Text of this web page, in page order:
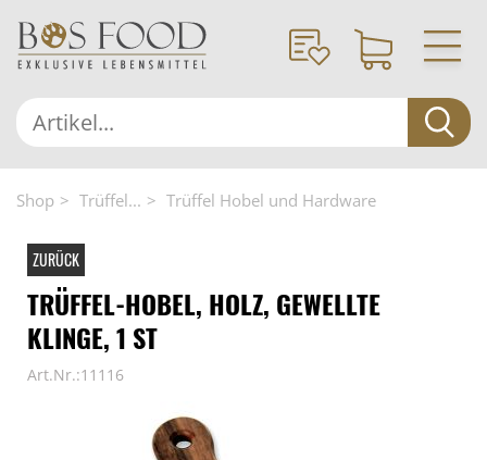
Shop Trüffel... Trüffel Hobel und Hardware
ZURÜCK
TRÜFFEL-HOBEL, HOLZ, GEWELLTE
KLINGE, 1 ST
Art.Nr.:11116